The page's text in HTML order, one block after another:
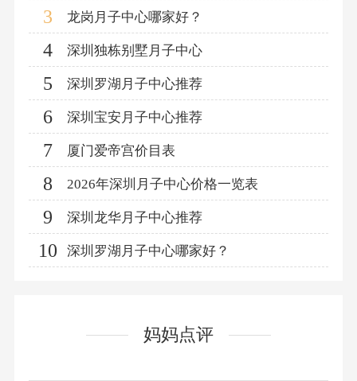
3 龙岗月子中心哪家好？
4 深圳独栋别墅月子中心
5 深圳罗湖月子中心推荐
6 深圳宝安月子中心推荐
7 厦门爱帝宫价目表
8 2026年深圳月子中心价格一览表
9 深圳龙华月子中心推荐
10 深圳罗湖月子中心哪家好？
妈妈点评